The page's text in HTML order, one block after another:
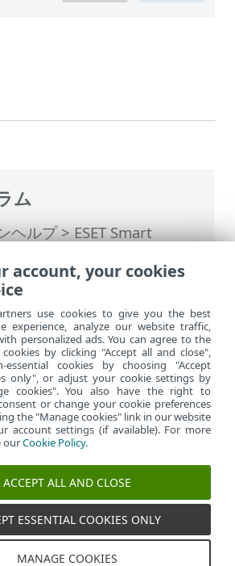
ム
ヘルプ>ESET Smart
>設定> 設定のインポー
イトの表示
ース
account, your cookies
use cookies to give you the best
experience, analyze our website traffic,
personalized ads. You can agree to the
by clicking "Accept all and close",
essential cookies by choosing "Accept
only", or adjust your cookie settings by
cookies". You also have the right to
or change your cookie preferences
the "Manage cookies" link in our website
account settings (if available). For more
ourCookie Policy.
ACCEPT ALL AND CLOSE
ESSENTIAL COOKIES ONLY
MANAGE COOKIES